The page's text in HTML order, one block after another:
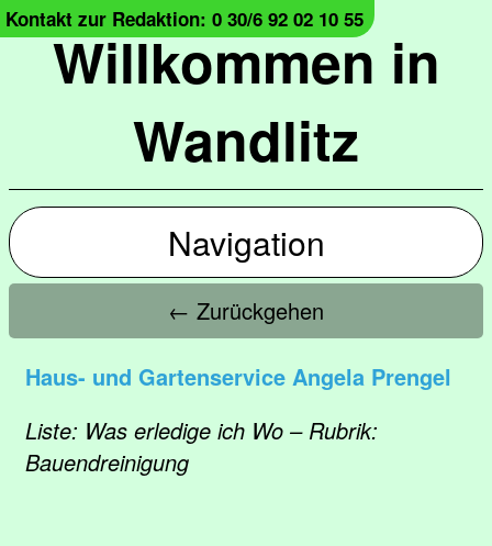
Willkommen in
Wandlitz
Kontakt zur Redaktion: 0 30/6 92 02 10 55
Navigation
← Zurückgehen
Haus- und Gartenservice Angela Prengel
Liste: Was erledige ich Wo – Rubrik:
Bauendreinigung